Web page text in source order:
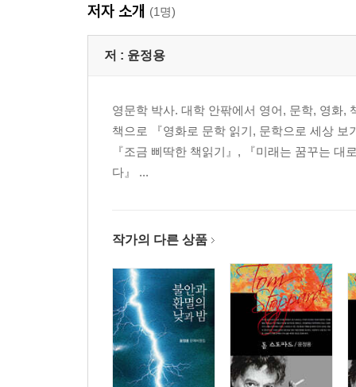
참고문헌
발표지면
저자 소개 (1명)
저 : 윤정용
영문학 박사. 대학 안팎에서 영어, 문학, 영화,
책으로 『영화로 문학 읽기, 문학으로 세상
『조금 삐딱한 책읽기』, 『미래는 꿈꾸는
다』 ...
작가의 다른 상품